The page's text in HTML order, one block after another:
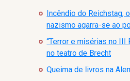
Incêndio do Reichstag,
nazismo agarra-se ao
“Terror e misérias no III
no teatro de Brecht
Queima de livros na